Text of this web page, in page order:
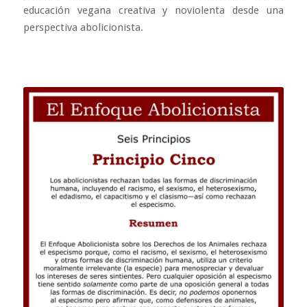
educación vegana creativa y noviolenta desde una
perspectiva abolicionista.